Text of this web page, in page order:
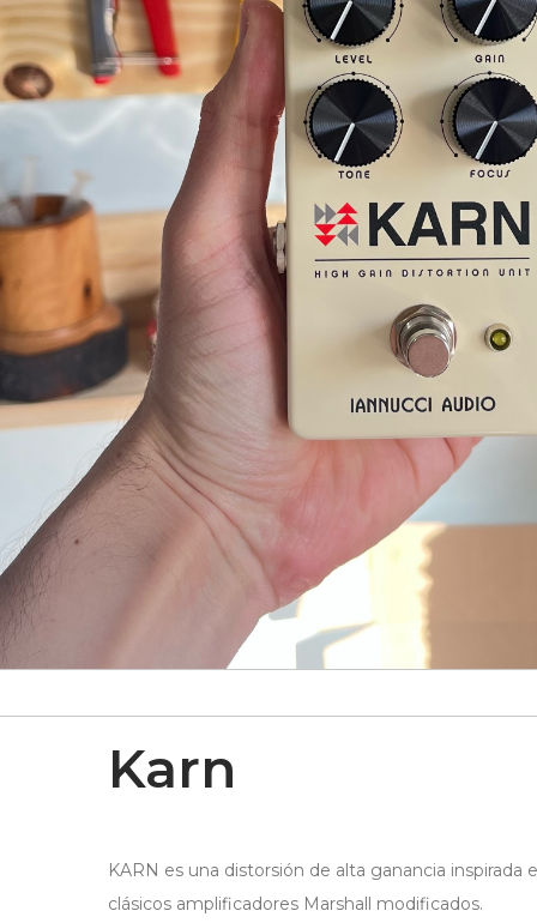
Karn
KARN es una distorsión de alta ganancia inspirada
clásicos amplificadores Marshall modificados.